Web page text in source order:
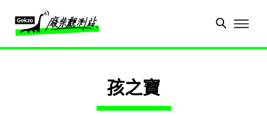
孩之寶